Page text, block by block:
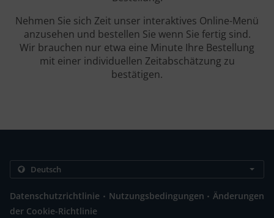
Nehmen Sie sich Zeit unser interaktives Online-Menü
anzusehen und bestellen Sie wenn Sie fertig sind.
Wir brauchen nur etwa eine Minute Ihre Bestellung
mit einer individuellen Zeitabschätzung zu
bestätigen.
Datenschutzrichtlinie . Nutzungsbedingungen . Änderungen
der Cookie-Richtlinie